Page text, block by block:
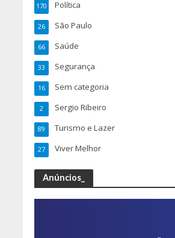
Política
170
São Paulo
26
Saúde
66
Segurança
33
Sem categoria
16
Sergio Ribeiro
2
Turismo e Lazer
89
Viver Melhor
27
Anúncios_